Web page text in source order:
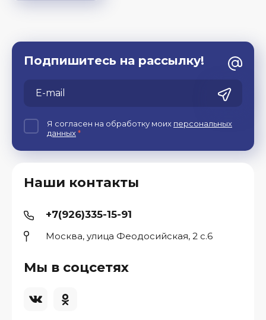
Наши контакты
+7(926)335-15-91
Москва, улица Феодосийская, 2 с.6
Мы в соцсетях
Подпишитесь на рассылку!
Я согласен на обработку моих персональных
данных*